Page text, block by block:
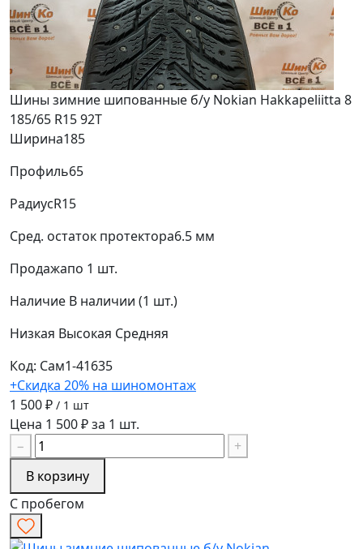
Шины зимние шипованные б/у Nokian Hakkapeliitta 8
185/65 R15 92T
Ширина185
Профиль65
РадиусR15
Сред. остаток протектора6.5 мм
Продажапо 1 шт.
Наличие В наличии (1 шт.)
Низкая Высокая Средняя
Код: Сам1-41635
+Скидка 20% на шиномонтаж
1 500 ₽ / 1 шт
Цена 1 500 ₽ за 1 шт.
−
+
В корзину
С пробегом